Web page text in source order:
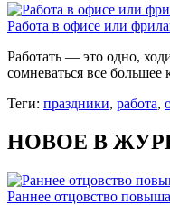
Работа в офисе или
Работать — это одно,
сомневаться все большее
Теги: праздники, работа,
НОВОЕ В
Раннее отцовство